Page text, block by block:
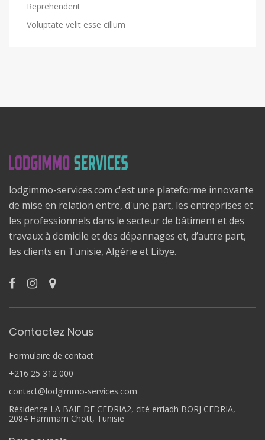
Reprehenderit
Voluptate velit esse cillum
lodgimmo-services.com c'est une plateforme innovante
de mise en relation entre, d'une part, les entreprises et
les professionnels dans le secteur de bâtiment et des
travaux à domicile et des dépannages et, d’autre part,
les clients en Tunisie, Algérie et Libye.
Contactez Nous
Formulaire de contact
+216 25 312 000
contact@lodgimmo-services.com
Résidence LA BAIE DE CEDRIA2, cité erriadh BORJ CEDRIA,
2084 Hammam Chott, Tunisie